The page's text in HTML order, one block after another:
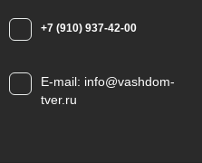
+7 (910) 937-42-00
E-mail: info@vashdom-
tver.ru